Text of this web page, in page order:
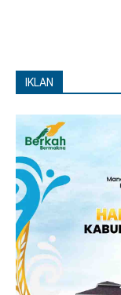
IKLAN